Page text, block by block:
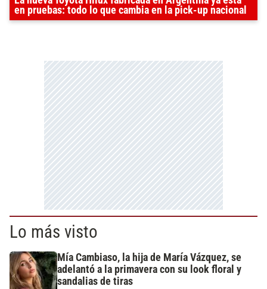
en pruebas: todo lo que cambia en la pick-up nacional
Lo más visto
Mía Cambiaso, la hija de María Vázquez, se
adelantó a la primavera con su look floral y
sandalias de tiras